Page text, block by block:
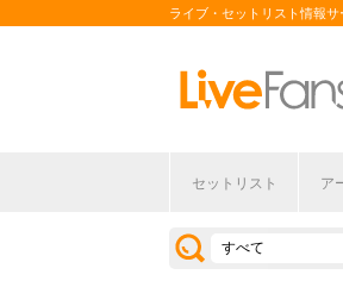
ライブ・セットリスト情報サ
セットリスト ア
[2026/04/27] 【フ